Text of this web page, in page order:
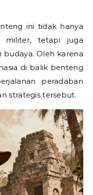
ini tidak hanya
militer, tetapi juga
Oleh karena
di balik benteng
peradaban
strategis tersebut.